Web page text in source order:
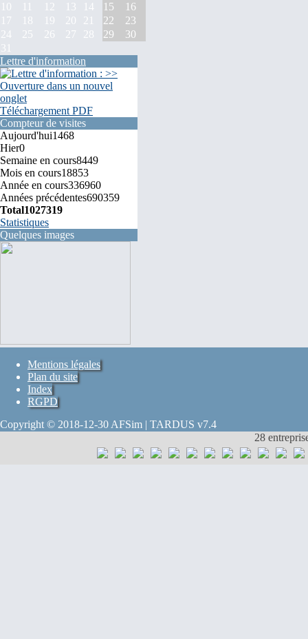
10
11 12 13 14 15
16
17
18 19 20 21 22
23
24
25 26 27 28 29
30
31
Lettre d'information
Téléchargement PDF
Compteur de visites
Aujourd'hui1468
Hier0
Semaine en cours8449
Mois en cours18853
Année en cours336960
Années précédentes690359
Total1027319
Statistiques
Quelques images
Mentions légales
Plan du site
Index
RGPD
Copyright © 2018-12-30 AFSim | TARDUS v7.4
28